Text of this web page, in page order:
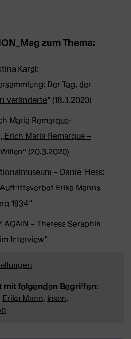
zum Thema:
Kargl:
Der Tag, der
veränderte“ (18.3.2020)
Maria Remarque-
Erich Maria Remarque –
“ (20.3.2020)
– Daniel Hess:
Erika Manns
1934“
AGAIN – Theresa Seraphin
Interview“
mit folgenden Begriffen:
Erika Mann, lesen,